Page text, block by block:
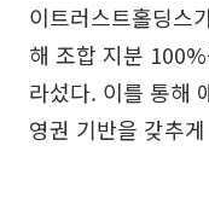
이트러스트홀딩스
해 조합 지분
라섰다. 이를 통해
영권 기반을 갖추